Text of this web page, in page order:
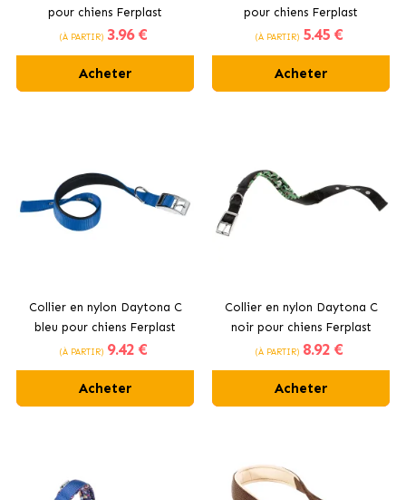
pour chiens Ferplast
(À PARTIR) 3.96 €
Acheter
pour chiens Ferplast
(À PARTIR) 5.45 €
Acheter
Collier en nylon Daytona C
bleu pour chiens Ferplast
(À PARTIR) 9.42 €
Acheter
Collier en nylon Daytona C
noir pour chiens Ferplast
(À PARTIR) 8.92 €
Acheter